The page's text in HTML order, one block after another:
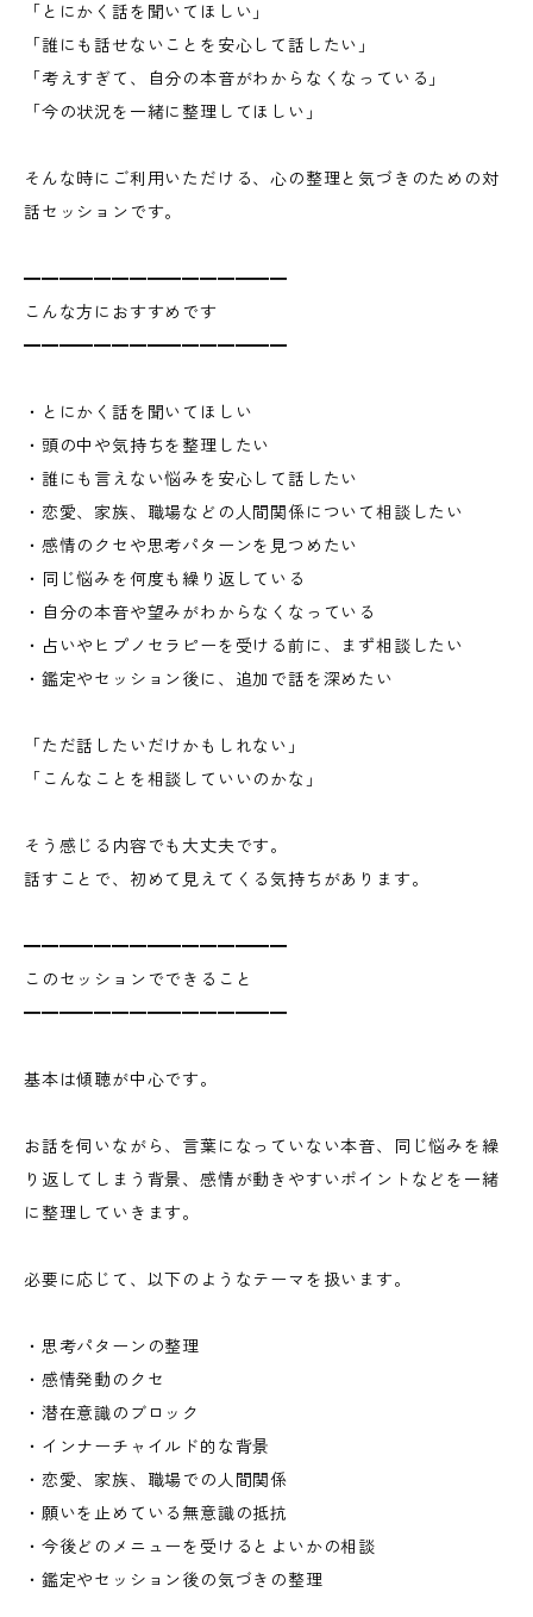
「とにかく話を聞いてほしい」
「誰にも話せないことを安心して話したい」
「考えすぎて、自分の本音がわからなくなっている」
「今の状況を一緒に整理してほしい」
そんな時にご利用いただける、心の整理と気づきのための対
話セッションです。
━━━━━━━━━━━━━━━
こんな方におすすめです
━━━━━━━━━━━━━━━
・とにかく話を聞いてほしい
・頭の中や気持ちを整理したい
・誰にも言えない悩みを安心して話したい
・恋愛、家族、職場などの人間関係について相談したい
・感情のクセや思考パターンを見つめたい
・同じ悩みを何度も繰り返している
・自分の本音や望みがわからなくなっている
・占いやヒプノセラピーを受ける前に、まず相談したい
・鑑定やセッション後に、追加で話を深めたい
「ただ話したいだけかもしれない」
「こんなことを相談していいのかな」
そう感じる内容でも大丈夫です。
話すことで、初めて見えてくる気持ちがあります。
━━━━━━━━━━━━━━━
このセッションでできること
━━━━━━━━━━━━━━━
基本は傾聴が中心です。
お話を伺いながら、言葉になっていない本音、同じ悩みを繰
り返してしまう背景、感情が動きやすいポイントなどを一緒
に整理していきます。
必要に応じて、以下のようなテーマを扱います。
・思考パターンの整理
・感情発動のクセ
・潜在意識のブロック
・インナーチャイルド的な背景
・恋愛、家族、職場での人間関係
・願いを止めている無意識の抵抗
・今後どのメニューを受けるとよいかの相談
・鑑定やセッション後の気づきの整理